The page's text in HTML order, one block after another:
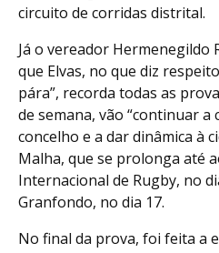
circuito de corridas distrital.
Já o vereador Hermenegildo
que Elvas, no que diz
pára”, recorda todas as
de semana, vão “continuar
concelho e a dar dinâmica à
Malha, que se prolonga até
Internacional de Rugby, no
Granfondo, no dia 17.
No final da prova, foi feita a